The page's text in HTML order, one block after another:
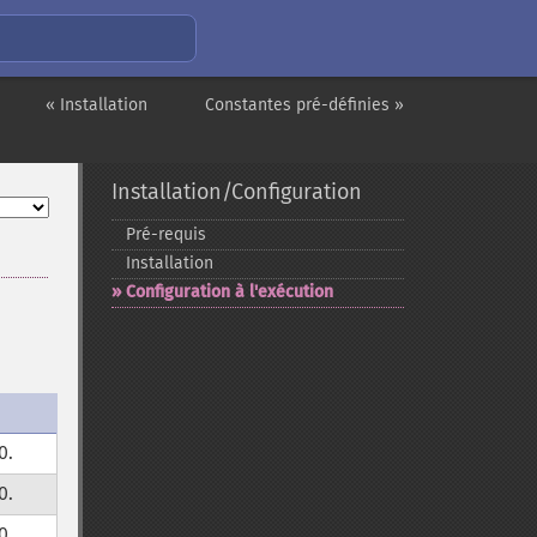
Constantes pré-définies »
« Installation
Installation/Configuration
Pré-​requis
Installation
Configuration à l'exécution